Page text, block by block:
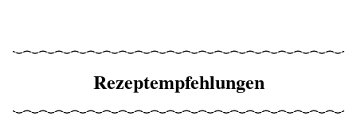
Rezeptempfehlungen